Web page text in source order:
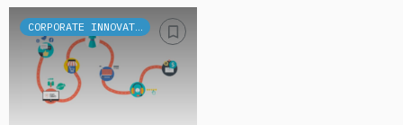
CORPORATE INNOVATION